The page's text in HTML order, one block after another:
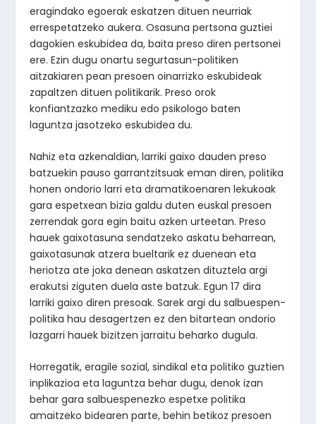
eragindako egoerak eskatzen dituen neurriak
errespetatzeko aukera. Osasuna pertsona guztiei
dagokien eskubidea da, baita preso diren pertsonei
ere. Ezin dugu onartu segurtasun-politiken
aitzakiaren pean presoen oinarrizko eskubideak
zapaltzen dituen politikarik. Preso orok
konfiantzazko mediku edo psikologo baten
laguntza jasotzeko eskubidea du.
Nahiz eta azkenaldian, larriki gaixo dauden preso
batzuekin pauso garrantzitsuak eman diren, politika
honen ondorio larri eta dramatikoenaren lekukoak
gara espetxean bizia galdu duten euskal presoen
zerrendak gora egin baitu azken urteetan. Preso
hauek gaixotasuna sendatzeko askatu beharrean,
gaixotasunak atzera bueltarik ez duenean eta
heriotza ate joka denean askatzen dituztela argi
erakutsi ziguten duela aste batzuk. Egun 17 dira
larriki gaixo diren presoak. Sarek argi du salbuespen-
politika hau desagertzen ez den bitartean ondorio
lazgarri hauek bizitzen jarraitu beharko dugula.
Horregatik, eragile sozial, sindikal eta politiko guztien
inplikazioa eta laguntza behar dugu, denok izan
behar gara salbuespenezko espetxe politika
amaitzeko bidearen parte, behin betikoz presoen